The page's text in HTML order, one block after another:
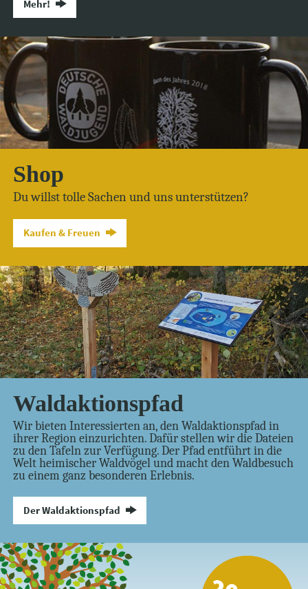
Mehr!
Shop
Du willst tolle Sachen und uns unterstützen?
Kaufen & Freuen
Waldaktionspfad
Wir bieten Interessierten an, den Waldaktionspfad in
ihrer Region einzurichten. Dafür stellen wir die Dateien
zu den Tafeln zur Verfügung. Der Pfad entführt in die
Welt heimischer Waldvögel und macht den Waldbesuch
zu einem ganz besonderen Erlebnis.
Der Waldaktionspfad